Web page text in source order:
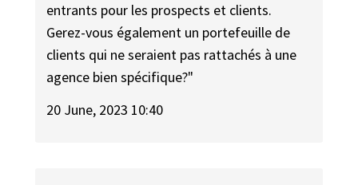
entrants pour les prospects et clients.
Gerez-vous également un portefeuille de
clients qui ne seraient pas rattachés à une
agence bien spécifique?"
20 June, 2023 10:40